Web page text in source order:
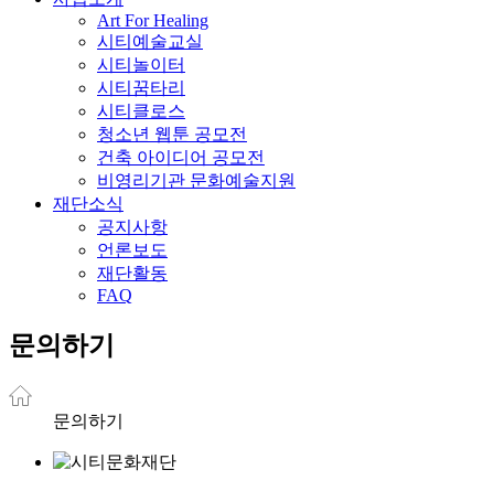
Art For Healing
시티예술교실
시티놀이터
시티꿈타리
시티클로스
청소년 웹툰 공모전
건축 아이디어 공모전
비영리기관 문화예술지원
재단소식
공지사항
언론보도
재단활동
FAQ
문의하기
문의하기